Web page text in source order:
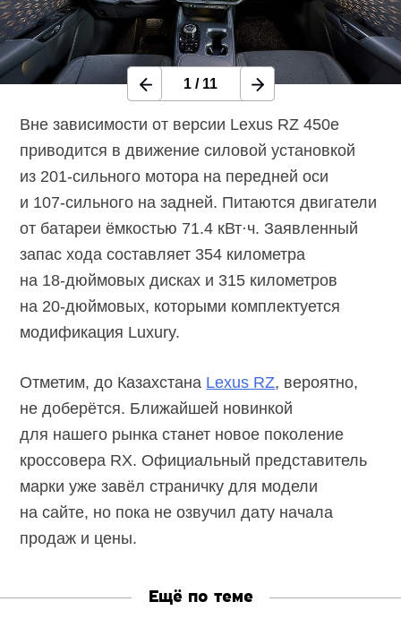
1 / 11
Вне зависимости от версии Lexus RZ 450e
приводится в движение силовой установкой
из 201-сильного мотора на передней оси
и 107-сильного на задней. Питаются двигатели
от батареи ёмкостью 71.4 кВт·ч. Заявленный
запас хода составляет 354 километра
на 18-дюймовых дисках и 315 километров
на 20-дюймовых, которыми комплектуется
модификация Luxury.
Отметим, до Казахстана Lexus RZ, вероятно,
не доберётся. Ближайшей новинкой
для нашего рынка станет новое поколение
кроссовера RX. Официальный представитель
марки уже завёл страничку для модели
на сайте, но пока не озвучил дату начала
продаж и цены.
Ещё по теме